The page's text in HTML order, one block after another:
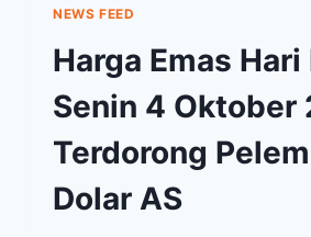
NEWS FEED
Harga Emas Hari
Senin 4 Oktober
Terdorong
Dolar AS